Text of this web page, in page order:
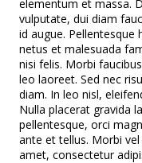
elementum et massa.
vulputate, dui diam
id augue.
netus et malesuada
nisi felis. Morbi
leo laoreet. Sed nec
diam. In leo nisl,
Nulla placerat gravida
pellentesque, orci
ante et tellus. Morbi
amet, consectetur